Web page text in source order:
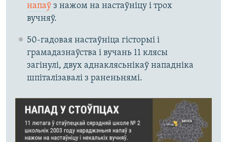
напаўз нажом на настаўніцу і трох
вучняў.
50-гадовая настаўніца гісторыі і
грамадазнаўства і вучань 11 клясы
загінулі, двух аднаклясьнікаў нападніка
шпіталізавалі з раненьнямі.